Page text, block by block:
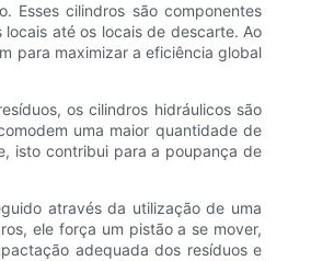
Esses cilindros são componentes
até os locais de descarte. Ao
para maximizar a eficiência global
os cilindros hidráulicos são
uma maior quantidade de
isto contribui para a poupança de
através da utilização de uma
ele força um pistão a se mover,
adequada dos resíduos e